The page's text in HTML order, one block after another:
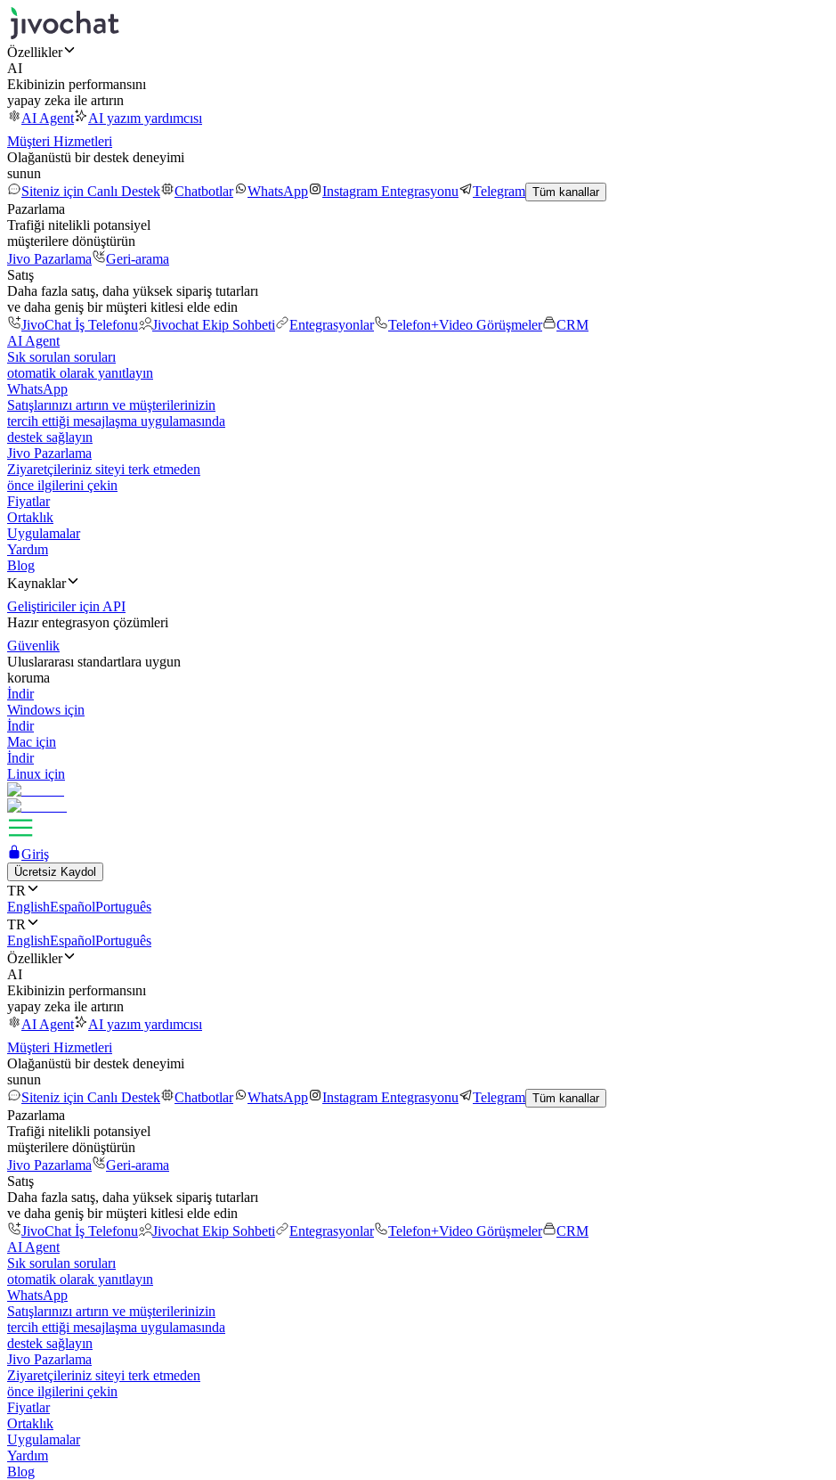
Özellikler
AI
Ekibinizin performansını
yapay zeka ile artırın
AI Agent
AI yazım yardımcısı
Müşteri Hizmetleri
Olağanüstü bir destek deneyimi
sunun
Siteniz için Canlı Destek
Chatbotlar WhatsApp Instagram Entegrasyonu Telegram Tüm kanallar
Pazarlama
Trafiği nitelikli potansiyel
müşterilere dönüştürün
Jivo Pazarlama
Geri-arama
Satış
Daha fazla satış, daha yüksek sipariş tutarları
ve daha geniş bir müşteri kitlesi elde edin
JivoChat İş Telefonu
Jivochat Ekip Sohbeti Entegrasyonlar Telefon+Video Görüşmeler
CRM
AI Agent
Sık sorulan soruları
otomatik olarak yanıtlayın
WhatsApp
Satışlarınızı artırın ve müşterilerinizin
tercih ettiği mesajlaşma uygulamasında
destek sağlayın
Jivo Pazarlama
Ziyaretçileriniz siteyi terk etmeden
önce ilgilerini çekin
Fiyatlar
Ortaklık
Uygulamalar
Yardım
Blog
Kaynaklar
Geliştiriciler için API
Hazır entegrasyon çözümleri
Güvenlik
Uluslararası standartlara uygun
koruma
İndir
Windows için
İndir
Mac için
İndir
Linux için
Giriş
Ücretsiz Kaydol
TR
EnglishEspañolPortuguês
TR
EnglishEspañolPortuguês
Özellikler
AI
Ekibinizin performansını
yapay zeka ile artırın
AI Agent
AI yazım yardımcısı
Müşteri Hizmetleri
Olağanüstü bir destek deneyimi
sunun
Siteniz için Canlı Destek
Chatbotlar WhatsApp Instagram Entegrasyonu Telegram Tüm kanallar
Pazarlama
Trafiği nitelikli potansiyel
müşterilere dönüştürün
Jivo Pazarlama
Geri-arama
Satış
Daha fazla satış, daha yüksek sipariş tutarları
ve daha geniş bir müşteri kitlesi elde edin
JivoChat İş Telefonu
Jivochat Ekip Sohbeti Entegrasyonlar Telefon+Video Görüşmeler
CRM
AI Agent
Sık sorulan soruları
otomatik olarak yanıtlayın
WhatsApp
Satışlarınızı artırın ve müşterilerinizin
tercih ettiği mesajlaşma uygulamasında
destek sağlayın
Jivo Pazarlama
Ziyaretçileriniz siteyi terk etmeden
önce ilgilerini çekin
Fiyatlar
Ortaklık
Uygulamalar
Yardım
Blog